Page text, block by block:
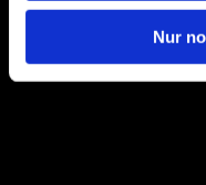
Nur